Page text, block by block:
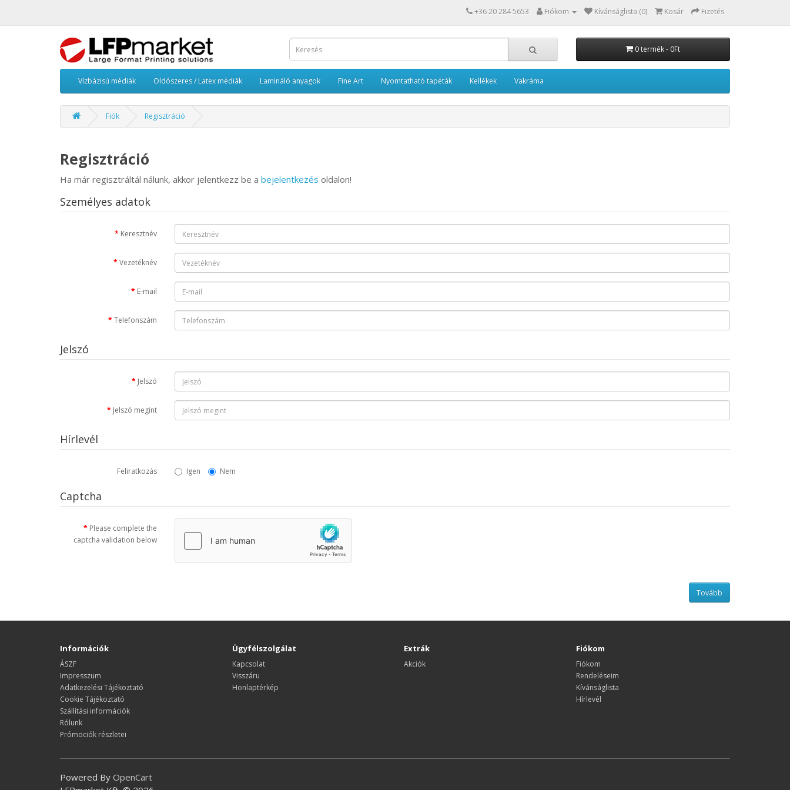
+36 20 284 5653 Fiókom Kívánságlista (0) Kosár Fizetés
0 termék - 0Ft
Vízbázisú médiák Oldószeres / Latex médiák Lamináló anyagok Fine Art Nyomtatható tapéták Kellékek Vakráma
Fiók Regisztráció
Regisztráció
Ha már regisztráltál nálunk, akkor jelentkezz be a bejelentkezés oldalon!
Személyes adatok
Keresztnév
Vezetéknév
E-mail
Telefonszám
Jelszó
Jelszó
Jelszó megint
Hírlevél
Feliratkozás Igen Nem
Captcha
Please complete the
captcha validation below
Információk
ÁSZF
Impresszum
Adatkezelési Tájékoztató
Cookie Tájékoztató
Szállítási információk
Rólunk
Prómociók részletei
Ügyfélszolgálat
Kapcsolat
Visszáru
Honlaptérkép
Extrák
Akciók
Fiókom
Fiókom
Rendeléseim
Kívánságlista
Hírlevél
Powered By OpenCart